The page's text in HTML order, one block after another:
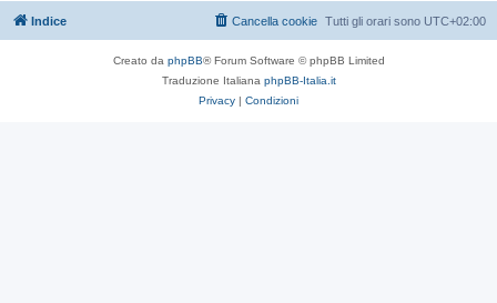
Indice Tutti gli orari sono UTC+02:00
Cancella cookie
Creato da phpBB® Forum Software © phpBB Limited
Traduzione Italiana phpBB-Italia.it
Privacy | Condizioni